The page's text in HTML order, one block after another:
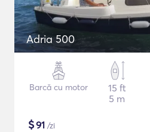
Adria 500
Barcă cu motor
15 ft
5 m
$91 /zi